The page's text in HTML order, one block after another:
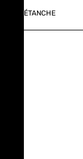
ÉTANCHE